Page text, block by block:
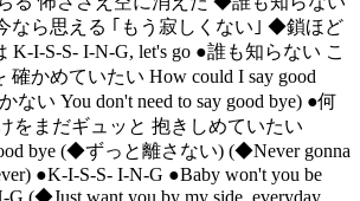
なら思える ｢もう寂しくない｣ ◆鎖ほど
K-I-S-S- I-N-G, let's go ●誰も知らない こ
かめていたい How could I say good
い You don't need to say good bye) ●何
をまだギュッと 抱きしめていたい
bye (◆ずっと離さない) (◆Never gonna
●K-I-S-S- I-N-G ●Baby won't you be
G (◆Just want you by my side, everyday